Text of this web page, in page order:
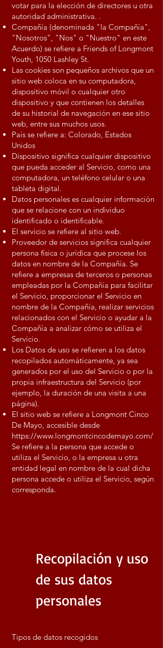
votar para la elección de directores u otra
autoridad administrativa. .
Compañía (denominada "la Compañía",
"Nosotros", "Nos" o "Nuestro" en este
Acuerdo) se refiere a Friends of Longmont
Youth, 1050 Lashley St.
Las cookies son pequeños archivos que un
sitio web coloca en su computadora,
dispositivo móvil o cualquier otro
dispositivo y que contienen los detalles
de su historial de navegación en ese sitio
web, entre sus muchos usos.
País se refiere a: Colorado, Estados
Unidos
Dispositivo significa cualquier dispositivo
que pueda acceder al Servicio, como una
computadora, un teléfono celular o una
tableta digital.
Datos personales es cualquier información
que se relacione con un individuo
identificado o identificable.
El servicio se refiere al sitio web.
Proveedor de servicios significa cualquier
persona física o jurídica que procese los
datos en nombre de la Compañía. Se
refiere a empresas de terceros o personas
empleadas por la Compañía para facilitar
el Servicio, proporcionar el Servicio en
nombre de la Compañía, realizar servicios
relacionados con el Servicio o ayudar a la
Compañía a analizar cómo se utiliza el
Servicio.
Los Datos de uso se refieren a los datos
recopilados automáticamente, ya sea
generados por el uso del Servicio o por la
propia infraestructura del Servicio (por
ejemplo, la duración de una visita a una
página).
El sitio web se refiere a Longmont Cinco
De Mayo, accesible desde
https://www.longmontcincodemayo.com/
Se refiere a la persona que accede o
utiliza el Servicio, o la empresa u otra
entidad legal en nombre de la cual dicha
persona accede o utiliza el Servicio, según
corresponda.
Recopilación y uso
de sus datos
personales
Tipos de datos recogidos